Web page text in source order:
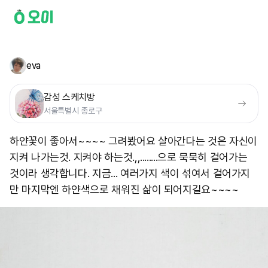
eva
감성 스케치방
서울특별시 종로구
하얀꽃이 좋아서~~~~ 그려봤어요 살아간다는 것은 자신이
지켜 나가는것. 지켜야 하는것.,,........으로 묵묵히 걸어가는
것이라 생각합니다. 지금... 여러가지 색이 섞여서 걸어가지
만 마지막엔 하얀색으로 채워진 삶이 되어지길요~~~~ ​